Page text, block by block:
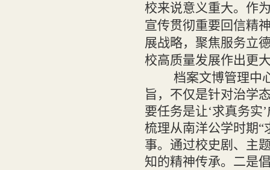
校来说意义重大。作
宣传贯彻重要回信精
展战略，聚焦服务立
校高质量发展作出更
档案文博管理中
旨，不仅是针对治学
要任务是让‘求真务实
梳理从南洋公学时期
事。通过校史剧、主
知的精神传承。二是